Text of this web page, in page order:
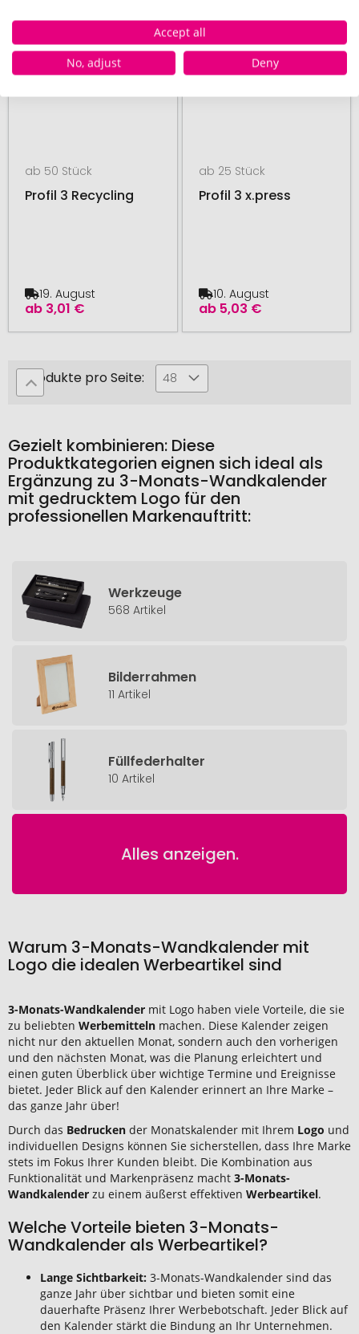
ab 50 Stück
Profil 3 Recycling
ab 3,01 €
19. August
ab 25 Stück
Profil 3 x.press
ab 5,03 €
10. August
Produkte pro Seite: 48
Gezielt kombinieren: Diese
Produktkategorien eignen sich ideal als
Ergänzung zu 3-Monats-Wandkalender
mit gedrucktem Logo für den
professionellen Markenauftritt:
Werkzeuge
568 Artikel
Bilderrahmen
11 Artikel
Füllfederhalter
10 Artikel
Alles anzeigen.
Warum 3-Monats-Wandkalender mit
Logo die idealen Werbeartikel sind
3-Monats-Wandkalender mit Logo haben viele Vorteile, die sie
zu beliebten Werbemitteln machen. Diese Kalender zeigen
nicht nur den aktuellen Monat, sondern auch den vorherigen
und den nächsten Monat, was die Planung erleichtert und
einen guten Überblick über wichtige Termine und Ereignisse
bietet. Jeder Blick auf den Kalender erinnert an Ihre Marke –
das ganze Jahr über!
Durch das Bedrucken der Monatskalender mit Ihrem Logo und
individuellen Designs können Sie sicherstellen, dass Ihre Marke
stets im Fokus Ihrer Kunden bleibt. Die Kombination aus
Funktionalität und Markenpräsenz macht 3-Monats-
Wandkalender zu einem äußerst effektiven Werbeartikel.
Welche Vorteile bieten 3-Monats-
Wandkalender als Werbeartikel?
Lange Sichtbarkeit: 3-Monats-Wandkalender sind das
ganze Jahr über sichtbar und bieten somit eine
dauerhafte Präsenz Ihrer Werbebotschaft. Jeder Blick auf
den Kalender stärkt die Bindung an Ihr Unternehmen.
Accept all
No, adjust
Deny